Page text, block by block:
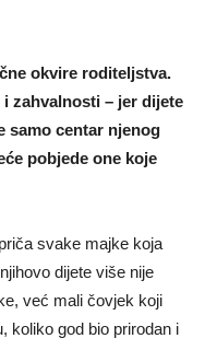
okvire roditeljstva.
zahvalnosti – jer dijete
samo centar njenog
pobjede one koje
svake majke koja
dijete više nije
već mali čovjek koji
koliko god bio prirodan i